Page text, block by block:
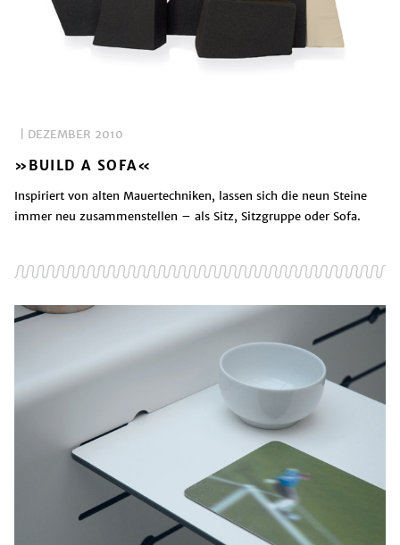
| DEZEMBER 2010
»BUILD A SOFA«
Inspiriert von alten Mauertechniken, lassen sich die neun Steine
immer neu zusammenstellen – als Sitz, Sitzgruppe oder Sofa.